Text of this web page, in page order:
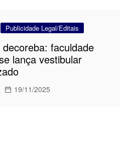
Publicidade Legal/Editais
faculdade
lança vestibular
19/11/2025